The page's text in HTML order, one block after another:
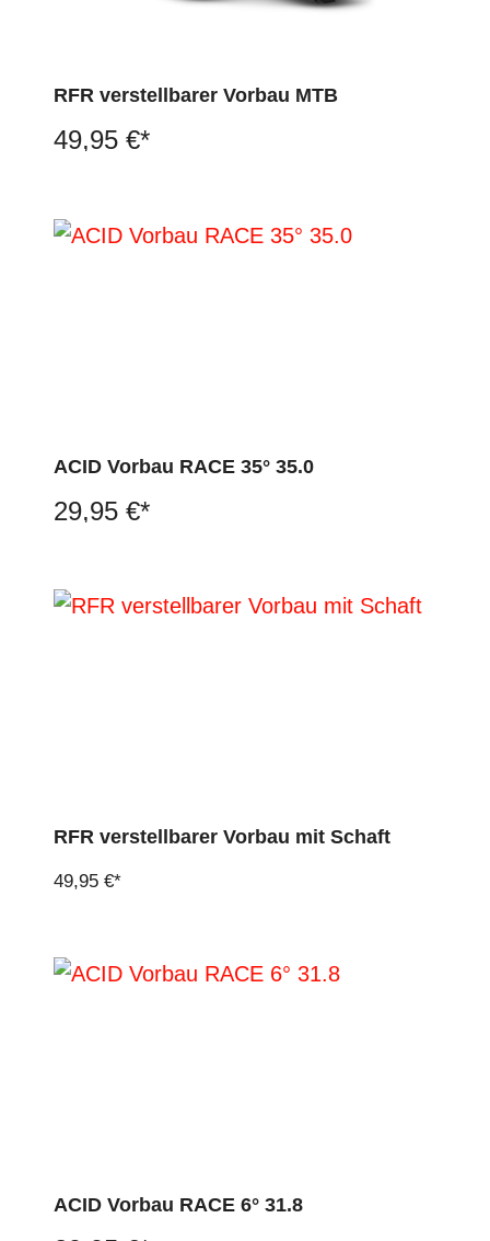
RFR verstellbarer Vorbau MTB
49,95 €*
ACID Vorbau RACE 35° 35.0
29,95 €*
RFR verstellbarer Vorbau mit Schaft
49,95 €*
ACID Vorbau RACE 6° 31.8